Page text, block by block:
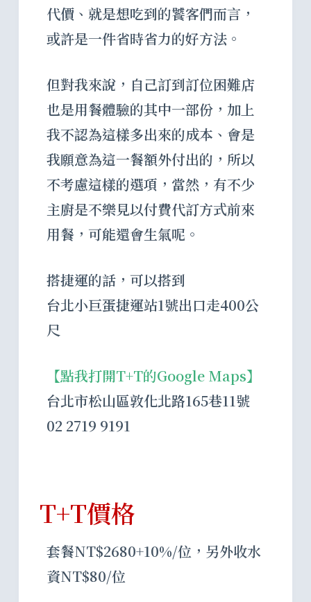
代價、就是想吃到的饕客們而言，
或許是一件省時省力的好方法。
但對我來說，自己訂到訂位困難店
也是用餐體驗的其中一部份，加上
我不認為這樣多出來的成本、會是
我願意為這一餐額外付出的，所以
不考慮這樣的選項，當然，有不少
主廚是不樂見以付費代訂方式前來
用餐，可能還會生氣呢。
搭捷運的話，可以搭到
台北小巨蛋捷運站1號出口走400公
尺
【點我打開T+T的Google Maps】
台北市松山區敦化北路165巷11號
02 2719 9191
T+T價格
套餐NT$2680+10%/位，另外收水
資NT$80/位